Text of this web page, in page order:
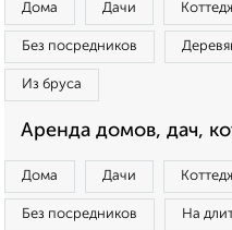
Дома Дачи
Без посредников
Из бруса
Аренда домов, дач,
Дома Дачи
Без посредников На